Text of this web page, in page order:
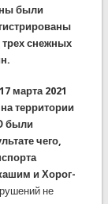
были
трех снежных
марта 2021
на территории
были
чего,
и Хорог-
не